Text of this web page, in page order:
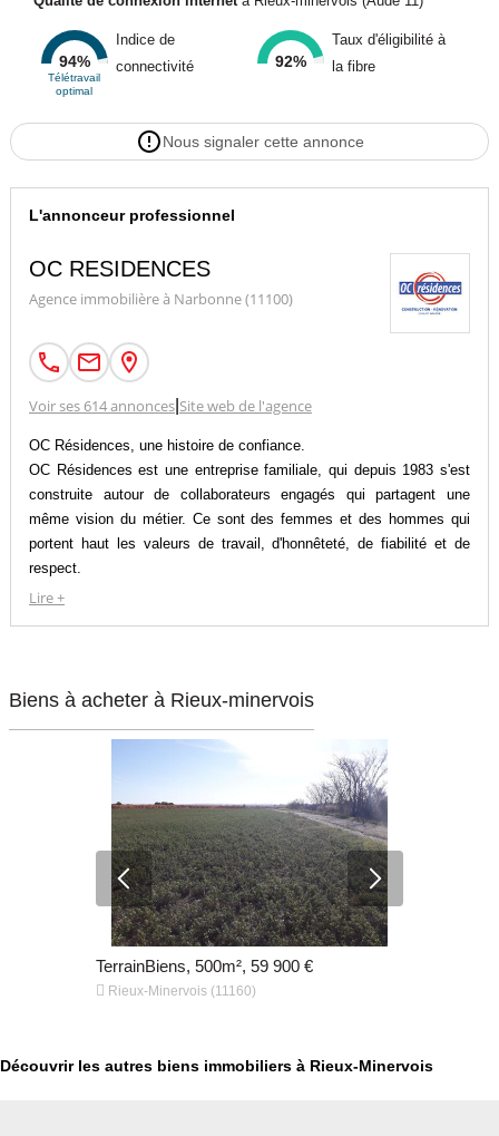
94%
Télétravail
optimal
Indice de
connectivité
92%
Taux d'éligibilité à
la fibre
Nous signaler cette annonce
L'annonceur professionnel
OC RESIDENCES
Agence immobilière à Narbonne (11100)
Voir ses 614 annonces| Site web de l'agence
OC Résidences, une histoire de confiance.
OC Résidences est une entreprise familiale, qui depuis 1983 s'est
construite autour de collaborateurs engagés qui partagent une
même vision du métier. Ce sont des femmes et des hommes qui
portent haut les valeurs de travail, d'honnêteté, de fiabilité et de
respect.
Forts de nos 11 points de vente en Occitanie, OC Résidences est
plus de 9000 clients dans leur projet de construction, d'avoir
contemporaine.
Lire +
Biens à acheter à Rieux-minervois
TerrainBiens, 500m², 59 900 €
 Rieux-Minervois (11160)
Découvrir les autres biens immobiliers à Rieux-Minervois